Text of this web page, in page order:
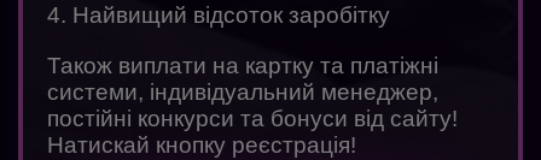
4. Найвищий відсоток заробітку
Також виплати на картку та платіжні
системи, індивідуальний менеджер,
постійні конкурси та бонуси від сайту!
Натискай кнопку реєстрація!